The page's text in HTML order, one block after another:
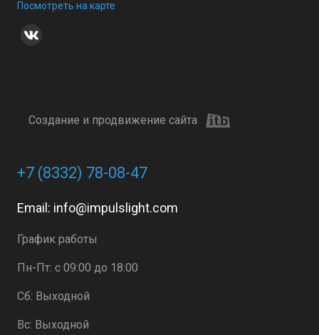
Посмотреть на карте
Создание и продвижение сайта
+7 (8332) 78-08-47
Email: info@impulslight.com
График работы
Пн-Пт: с 09:00 до 18:00
Сб: Выходной
Вс: Выходной